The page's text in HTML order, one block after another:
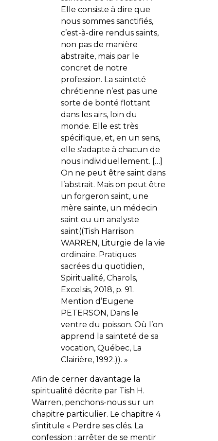
Elle consiste à dire que
nous sommes sanctifiés,
c’est-à-dire rendus saints,
non pas de manière
abstraite, mais par le
concret de notre
profession. La sainteté
chrétienne n’est pas une
sorte de bonté flottant
dans les airs, loin du
monde. Elle est très
spécifique, et, en un sens,
elle s’adapte à chacun de
nous individuellement. […]
On ne peut être saint dans
l’abstrait. Mais on peut être
un forgeron saint, une
mère sainte, un médecin
saint ou un analyste
saint((Tish Harrison
WARREN, Liturgie de la vie
ordinaire. Pratiques
sacrées du quotidien,
Spiritualité, Charols,
Excelsis, 2018, p. 91.
Mention d’Eugene
PETERSON, Dans le
ventre du poisson. Où l’on
apprend la sainteté de sa
vocation, Québec, La
Clairière, 1992.)). »
Afin de cerner davantage la
spiritualité décrite par Tish H.
Warren, penchons-nous sur un
chapitre particulier. Le chapitre 4
s’intitule « Perdre ses clés. La
confession : arrêter de se mentir